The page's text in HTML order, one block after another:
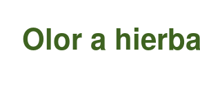
Olor a